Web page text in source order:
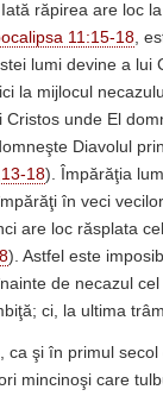
răpirea are loc
11:15-18,
lumi devine a lui
la mijlocul
Cristos unde El
Diavolul
18). Împărăţia
în veci
are loc răsplata
). Astfel este
de necazul
ci, la ultima
ca şi în primul
mincinoşi care